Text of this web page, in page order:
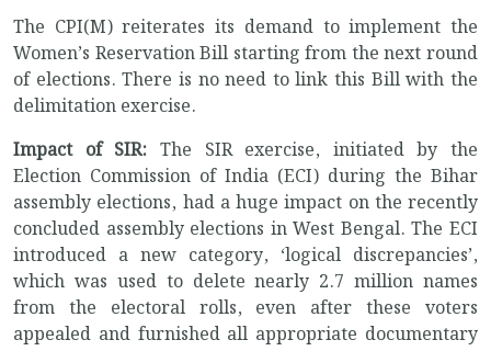
The CPI(M) reiterates its demand to implement the
Women’s Reservation Bill starting from the next round
of elections. There is no need to link this Bill with the
delimitation exercise.
Impact of SIR: The SIR exercise, initiated by the
Election Commission of India (ECI) during the Bihar
assembly elections, had a huge impact on the recently
concluded assembly elections in West Bengal. The ECI
introduced a new category, ‘logical discrepancies’,
which was used to delete nearly 2.7 million names
from the electoral rolls, even after these voters
appealed and furnished all appropriate documentary